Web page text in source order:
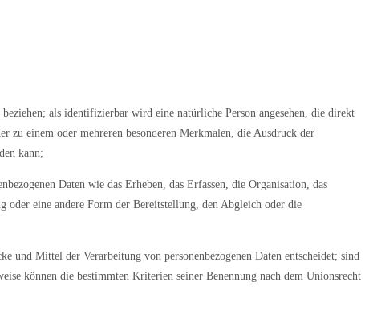
als identifizierbar wird eine natürliche Person angesehen, die direkt
zu einem oder mehreren besonderen Merkmalen, die Ausdruck der
kann;
Daten wie das Erheben, das Erfassen, die Organisation, das
oder eine andere Form der Bereitstellung, den Abgleich oder die
und Mittel der Verarbeitung von personenbezogenen Daten entscheidet; sind
können die bestimmten Kriterien seiner Benennung nach dem Unionsrecht